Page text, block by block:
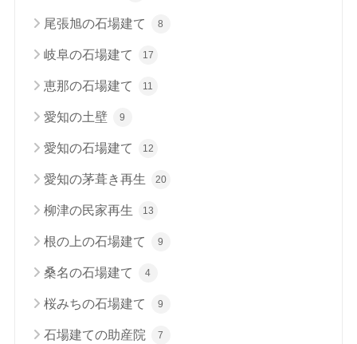
尾張旭の石場建て 8
岐阜の石場建て 17
恵那の石場建て 11
愛知の土壁 9
愛知の石場建て 12
愛知の茅葺き再生 20
柳津の民家再生 13
根の上の石場建て 9
桑名の石場建て 4
桜みちの石場建て 9
石場建ての助産院 7